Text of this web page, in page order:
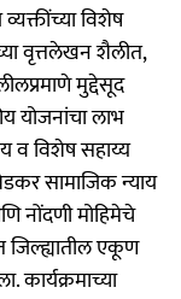
विशेष
वृत्तलेखन शैलीत,
मुद्देसूद
योजनांचा लाभ
व विशेष सहाय्य
सामाजिक न्याय
नोंदणी मोहिमेचे
एकूण
कार्यक्रमाच्या